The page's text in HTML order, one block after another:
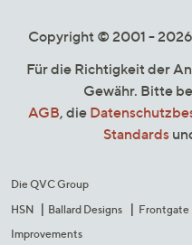
Copyright © 2001 - 2026
Für die Richtigkeit der
Gewähr. Bitte
AGB, die
Standards
Die QVC Group
HSN
Ballard Designs Frontgate
Improvements